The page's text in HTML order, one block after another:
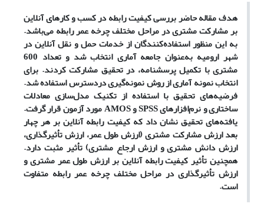
هدف مقاله حاضر بررسی کیفیت رابطه در کسب و کارهای آنلاین
بر مشارکت مشتری در مراحل مختلف چرخه عمر رابطه میباشد.
به این منظور استفادهکنندگان از خدمات حمل و نقل آنلاین در
شهر ارومیه به عنوان جامعه آماری انتخاب شد و تعداد 600
مشتری با تکمیل پرسشنامه، در تحقیق مشارکت کردند. برای
انتخاب نمونه آماری از روش نمونهگیری دردسترس استفاده شد.
فرضیههای تحقیق با استفاده از تکنیک مدلسازی معادلات
ساختاری و نرمافزارهایSPSSوAMOSمورد آزمون قرار گرفت.
یافتههای تحقیق نشان داد که کیفیت رابطه آنلاین بر هر چهار
بعد ارزش مشارکت مشتری (ارزش طول عمر، ارزش تأثیرگذاری،
ارزش دانش مشتری و ارزش ارجاع مشتری) تأثیر مثبت دارد.
همچنین تأثیر کیفیت رابطه آنلاین بر ارزش طول عمر مشتری و
ارزش تأثیرگذاری در مراحل مختلف چرخه عمر رابطه متفاوت
است.